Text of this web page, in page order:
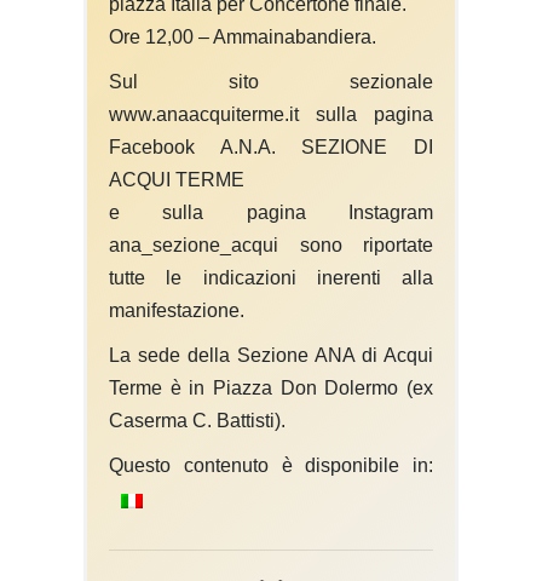
piazza Italia per Concertone finale.
Ore 12,00 – Ammainabandiera.
Sul sito sezionale
www.anaacquiterme.it sulla pagina
Facebook A.N.A. SEZIONE DI
ACQUI TERME
e sulla pagina Instagram
ana_sezione_acqui sono riportate
tutte le indicazioni inerenti alla
manifestazione.
La sede della Sezione ANA di Acqui
Terme è in Piazza Don Dolermo (ex
Caserma C. Battisti).
Questo contenuto è disponibile in: